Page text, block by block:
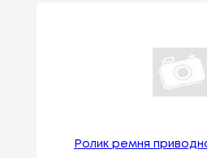
Ролик ремня